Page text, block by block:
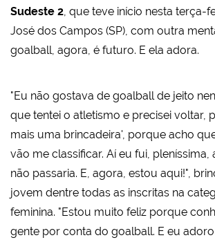
Sudeste 2, que teve início nesta terça-
José dos Campos (SP), com outra
goalball, agora, é futuro. E ela adora.
"Eu não gostava de goalball de jeito
que tentei o atletismo e precisei voltar,
mais uma brincadeira', porque acho
vão me classificar. Aí eu fui, pleníssima,
não passaria. E, agora, estou aqui!",
jovem dentre todas as inscritas na
feminina. "Estou muito feliz porque
gente por conta do goalball. E eu